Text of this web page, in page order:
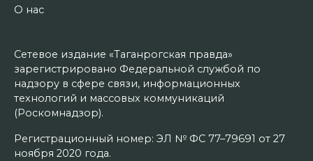
О нас
Сетевое издание «Таганрогская правда»
зарегистрировано Федеральной службой по
надзору в сфере связи, информационных
технологий и массовых коммуникаций
(Роскомнадзор).
Регистрационный номер: ЭЛ № ФС 77–79691 от 27
ноября 2020 года.